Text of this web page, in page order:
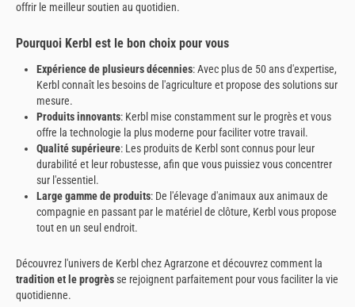
offrir le meilleur soutien au quotidien.
Pourquoi Kerbl est le bon choix pour vous
Expérience de plusieurs décennies: Avec plus de 50 ans d'expertise,
Kerbl connaît les besoins de l'agriculture et propose des solutions sur
mesure.
Produits innovants: Kerbl mise constamment sur le progrès et vous
offre la technologie la plus moderne pour faciliter votre travail.
Qualité supérieure: Les produits de Kerbl sont connus pour leur
durabilité et leur robustesse, afin que vous puissiez vous concentrer
sur l'essentiel.
Large gamme de produits: De l'élevage d'animaux aux animaux de
compagnie en passant par le matériel de clôture, Kerbl vous propose
tout en un seul endroit.
Découvrez l'univers de Kerbl chez Agrarzone et découvrez comment la
tradition et le progrèsse rejoignent parfaitement pour vous faciliter la vie
quotidienne.